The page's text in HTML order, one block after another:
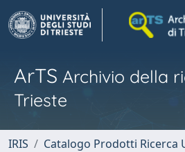
ArTS Archivio della
Trieste
IRIS
Catalogo Prodotti Ricerca